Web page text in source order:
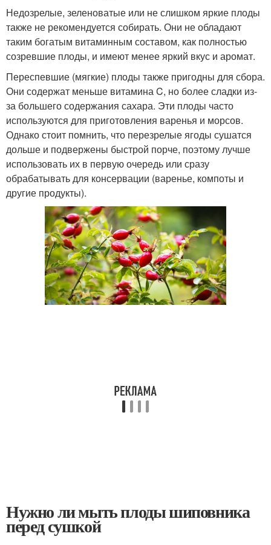
Недозрелые, зеленоватые или не слишком яркие плоды
также не рекомендуется собирать. Они не обладают
таким богатым витаминным составом, как полностью
созревшие плоды, и имеют менее яркий вкус и аромат.
Переспевшие (мягкие) плоды также пригодны для сбора.
Они содержат меньше витамина C, но более сладки из-
за большего содержания сахара. Эти плоды часто
используются для приготовления варенья и морсов.
Однако стоит помнить, что перезрелые ягоды сушатся
дольше и подвержены быстрой порче, поэтому лучше
использовать их в первую очередь или сразу
обрабатывать для консервации (варенье, компоты и
другие продукты).
Нужно ли мыть плоды шиповника
перед сушкой